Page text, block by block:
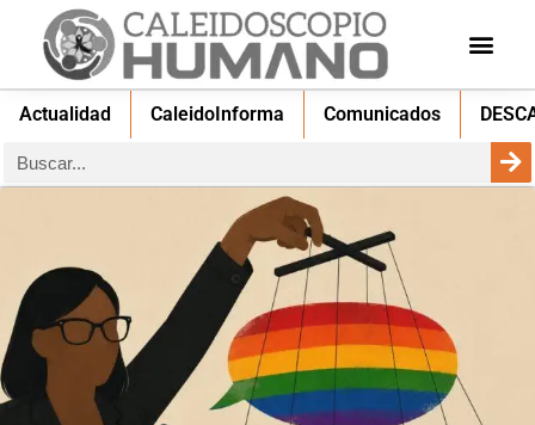
Actualidad CaleidoInforma Comunicados